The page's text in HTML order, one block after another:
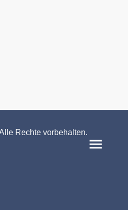
Rechte vorbehalten.